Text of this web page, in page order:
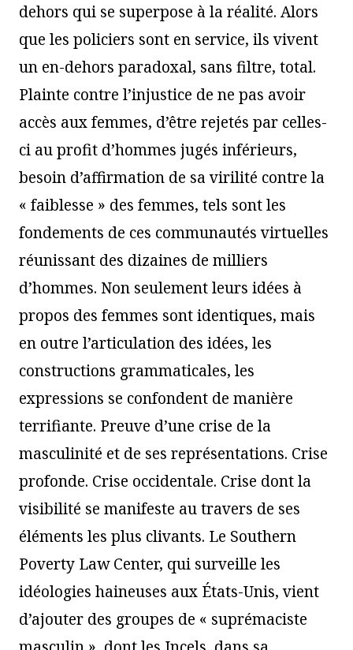
dehors qui se superpose à la réalité. Alors
que les policiers sont en service, ils vivent
un en-dehors paradoxal, sans filtre, total.
Plainte contre l’injustice de ne pas avoir
accès aux femmes, d’être rejetés par celles-
ci au profit d’hommes jugés inférieurs,
besoin d’affirmation de sa virilité contre la
« faiblesse » des femmes, tels sont les
fondements de ces communautés virtuelles
réunissant des dizaines de milliers
d’hommes. Non seulement leurs idées à
propos des femmes sont identiques, mais
en outre l’articulation des idées, les
constructions grammaticales, les
expressions se confondent de manière
terrifiante. Preuve d’une crise de la
masculinité et de ses représentations. Crise
profonde. Crise occidentale. Crise dont la
visibilité se manifeste au travers de ses
éléments les plus clivants. Le Southern
Poverty Law Center, qui surveille les
idéologies haineuses aux États-Unis, vient
d’ajouter des groupes de « suprémaciste